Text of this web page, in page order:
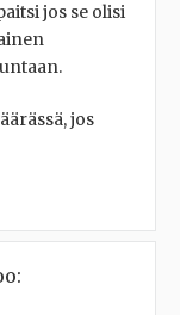
jos se olisi
jos